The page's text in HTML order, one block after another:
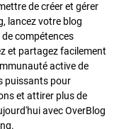
de créer et gérer
lancez votre blog
compétences
et partagez facilement
active de
puissants pour
et attirer plus de
avec OverBlog